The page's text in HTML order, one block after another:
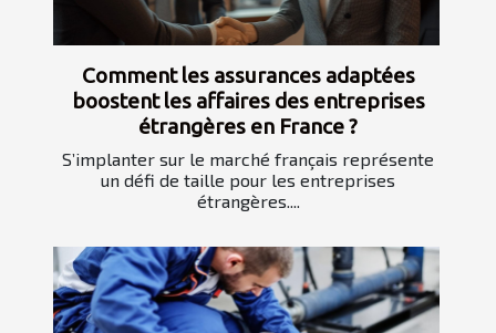
Comment les assurances adaptées
boostent les affaires des entreprises
étrangères en France ?
S’implanter sur le marché français représente
un défi de taille pour les entreprises
étrangères....